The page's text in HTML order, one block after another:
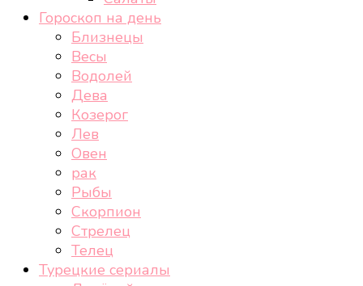
Гороскоп на день
Близнецы
Весы
Водолей
Дева
Козерог
Лев
Овен
рак
Рыбы
Скорпион
Стрелец
Телец
Турецкие сериалы